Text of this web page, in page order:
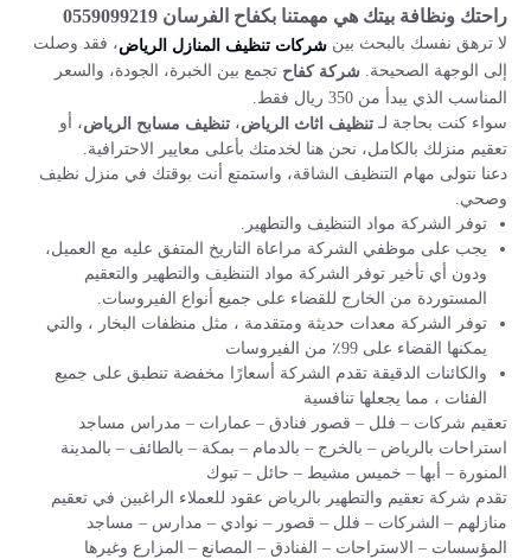
راحتك ونظافة بيتك هي مهمتنا بكفاح الفرسان 0559099219
لا ترهق نفسك بالبحث بين شركات تنظيف المنازل الرياض، فقد وصلت
إلى الوجهة الصحيحة. شركة كفاح تجمع بين الخبرة، الجودة، والسعر
المناسب الذي يبدأ من 350 ريال فقط.
سواء كنت بحاجة لـ تنظيف اثاث الرياض، تنظيف مسابح الرياض، أو
تعقيم منزلك بالكامل، نحن هنا لخدمتك بأعلى معايير الاحترافية.
دعنا نتولى مهام التنظيف الشاقة، واستمتع أنت بوقتك في منزل نظيف
وصحي.
توفر الشركة مواد التنظيف والتطهير.
يجب على موظفي الشركة مراعاة التاريخ المتفق عليه مع العميل،
ودون أي تأخير توفر الشركة مواد التنظيف والتطهير والتعقيم
المستوردة من الخارج للقضاء على جميع أنواع الفيروسات.
توفر الشركة معدات حديثة ومتقدمة ، مثل منظفات البخار ، والتي
يمكنها القضاء على 99٪ من الفيروسات
والكائنات الدقيقة تقدم الشركة أسعارًا مخفضة تنطبق على جميع
الفئات ، مما يجعلها تنافسية
تعقيم شركات – فلل – قصور فنادق – عمارات – مدراس مساجد
استراحات بالرياض – بالخرج – بالدمام – بمكة – بالطائف – بالمدينة
المنورة – أبها – خميس مشيط – حائل – تبوك
تقدم شركة تعقيم والتطهير بالرياض عقود للعملاء الراغبين في تعقيم
منازلهم – الشركات – فلل – قصور – نوادي – مدارس – مساجد
المؤسسات – الاستراحات – الفنادق – المصانع – المزارع وغيرها